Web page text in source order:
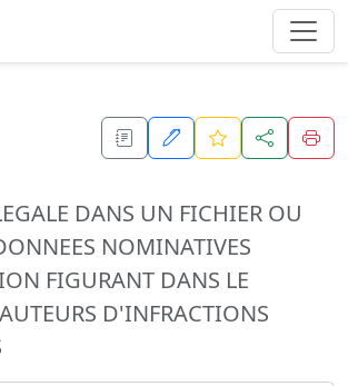
DANS UN FICHIER OU
NOMINATIVES
FIGURANT DANS LE
D'INFRACTIONS